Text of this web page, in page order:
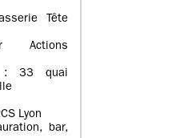
Tête
Actions
: 33 quai
Lyon
bar,